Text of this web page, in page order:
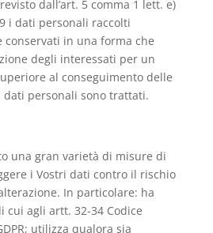
dall’art. 5 comma 1 lett. e)
i dati personali raccolti
in una forma che
degli interessati per un
al conseguimento delle
personali sono trattati.
una gran varietà di misure di
i Vostri dati contro il rischio
In particolare: ha
cui agli artt. 32-34 Codice
utilizza qualora sia